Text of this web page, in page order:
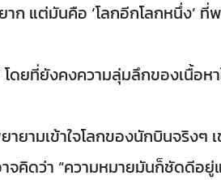
ก แต่มันคือ ‘โลกอีกโลกหนึ่ง’ ที่พ
โดยที่ยังคงความลุ่มลึกของเนื้อห
ามเข้าใจโลกของนักบินจริงๆ เ
จคิดว่า “ความหมายมันก็ชัดดีอยู่